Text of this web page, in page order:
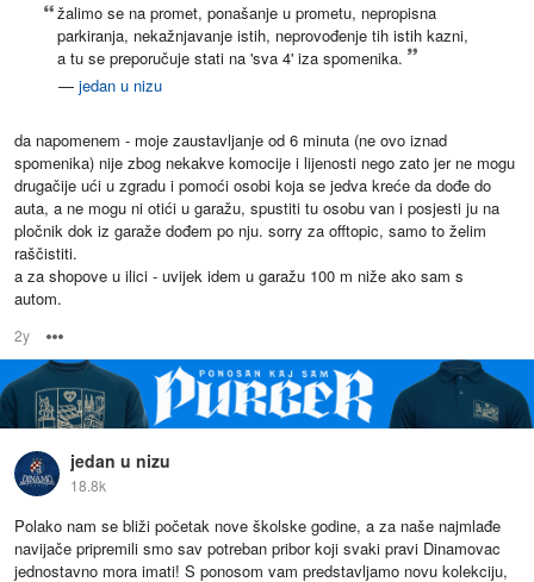
žalimo se na promet, ponašanje u prometu, nepropisna
parkiranja, nekažnjavanje istih, neprovođenje tih istih kazni,
a tu se preporučuje stati na 'sva 4' iza spomenika.
— jedan u nizu
da napomenem - moje zaustavljanje od 6 minuta (ne ovo iznad
spomenika) nije zbog nekakve komocije i lijenosti nego zato jer ne mogu
drugačije ući u zgradu i pomoći osobi koja se jedva kreće da dođe do
auta, a ne mogu ni otići u garažu, spustiti tu osobu van i posjesti ju na
pločnik dok iz garaže dođem po nju. sorry za offtopic, samo to želim
raščistiti.
a za shopove u ilici - uvijek idem u garažu 100 m niže ako sam s
autom.
2y
jedan u nizu
18.8k
Polako nam se bliži početak nove školske godine, a za naše najmlađe
navijače pripremili smo sav potreban pribor koji svaki pravi Dinamovac
jednostavno mora imati! S ponosom vam predstavljamo novu kolekciju,